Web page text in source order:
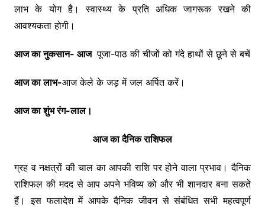
लाभ के योग है। स्वास्थ्य के प्रति अधिक जागरूक रखने की
आवश्यकता होगी।
आज का नुकसान- आज पूजा-पाठ की चीजों को गंदे हाथों से छूने से बचें
आज का लाभ-आज केले के जड़ में जल अर्पित करें।
आज का शुंभ रंग-लाल।
आज का दैनिक राशिफल
ग्रह व नक्षत्रों की चाल का आपकी राशि पर होने वाला प्रभाव। दैनिक
राशिफल की मदद से आप अपने भविष्य को और भी शानदार बना सकते
हैं। इस फलादेश में आपके दैनिक जीवन से संबंधित सभी महत्वपूर्ण